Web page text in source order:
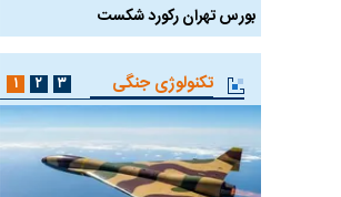
بورس تهران رکورد شکست
تکنولوژی جنگی ۱ ۲ ۳